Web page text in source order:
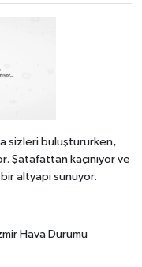
sizleri buluştururken,
Şatafattan kaçınıyor ve
altyapı sunuyor.
Hava Durumu